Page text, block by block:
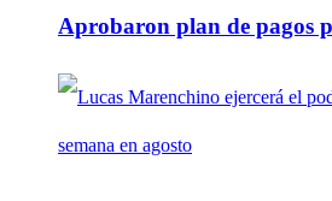
Aprobaron plan de pagos